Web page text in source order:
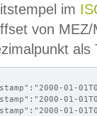
im
von MEZ/
als
01-
01-
01-